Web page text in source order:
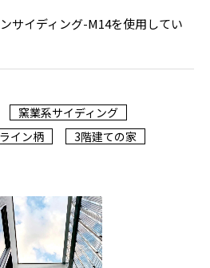
サイディング-M14を使用してい
窯業系サイディング
イン柄
3階建ての家